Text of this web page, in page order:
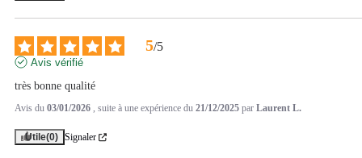
5/5
Avis vérifié
très bonne qualité
Avis du 03/01/2026 , suite à une expérience du 21/12/2025 par Laurent L.
Utile(0) Signaler